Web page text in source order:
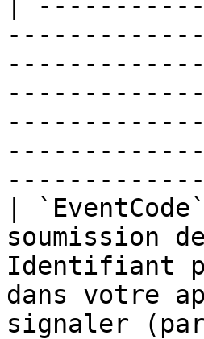
|
soumission
Identifiant
dans votre
signaler